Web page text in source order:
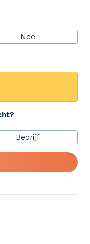
Nee
Bedrijf
ons zeggen